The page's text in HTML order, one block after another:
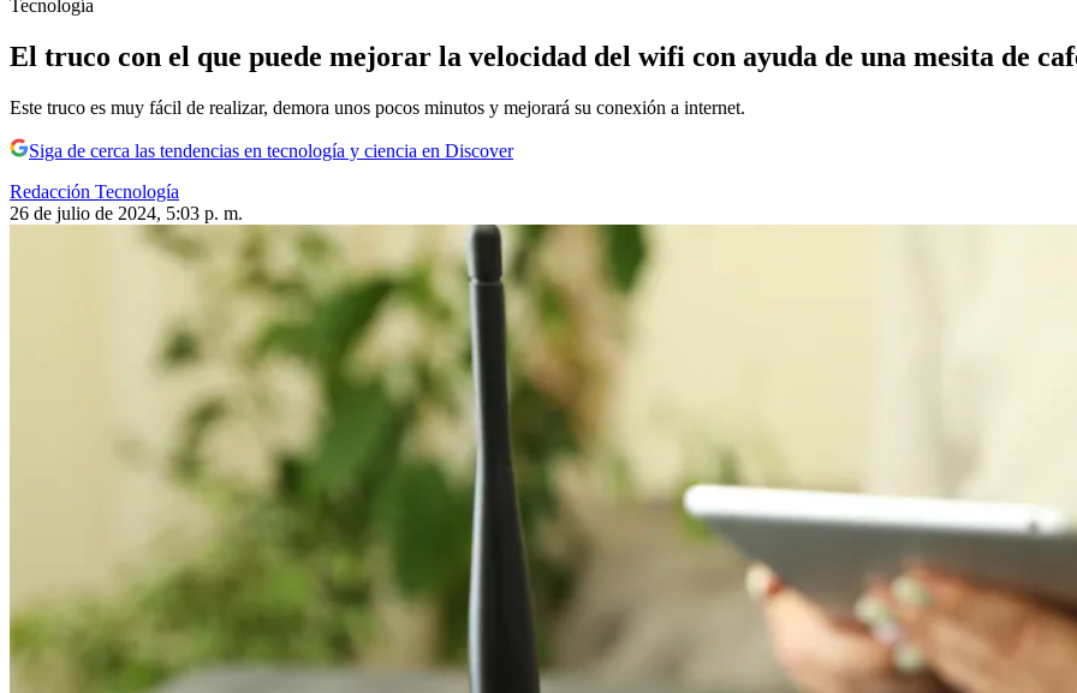
Tecnología
El truco con el que puede mejorar la velocidad del wifi con ayuda de una mesita de
Este truco es muy fácil de realizar, demora unos pocos minutos y mejorará su conexión a internet.
Siga de cerca las tendencias en tecnología y ciencia en Discover
Redacción Tecnología
26 de julio de 2024, 5:03 p. m.